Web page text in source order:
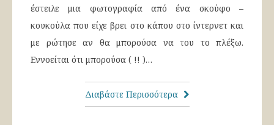
έστειλε μια φωτογραφία από ένα σκούφο –
κουκούλα που είχε βρει στο κάπου στο ίντερνετ και
με ρώτησε αν θα μπορούσα να του το πλέξω.
Εννοείται ότι μπορούσα ( !! )…
Διαβάστε Περισσότερα